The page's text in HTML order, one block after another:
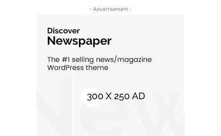
- Advertisement -